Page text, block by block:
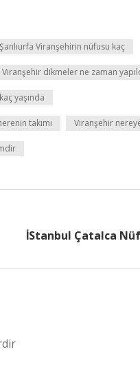
Şanlıurfa Viranşehirin nüfusu kaç
Viranşehir dikmeler ne zaman
yaşında
takımı Viranşehir
İStanbul Çatalca